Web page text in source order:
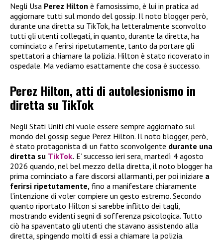
Negli Usa Perez Hilton è famosissimo, è lui in pratica ad
aggiornare tutti sul mondo del gossip. Il noto blogger però,
durante una diretta su TikTok, ha letteralmente sconvolto
tutti gli utenti collegati, in quanto, durante la diretta, ha
cominciato a ferirsi ripetutamente, tanto da portare gli
spettatori a chiamare la polizia. Hilton è stato ricoverato in
ospedale. Ma vediamo esattamente che cosa è successo.
Perez Hilton, atti di autolesionismo in
diretta su TikTok
Negli Stati Uniti chi vuole essere sempre aggiornato sul
mondo del gossip segue Perez Hilton. Il noto blogger, però,
è stato protagonista di un fatto sconvolgente durante una
diretta su TikTok. E’ successo ieri sera, martedì 4 agosto
2026 quando, nel bel mezzo della diretta, il noto blogger ha
prima cominciato a fare discorsi allarmanti, per poi iniziare a
ferirsi ripetutamente, fino a manifestare chiaramente
l’intenzione di voler compiere un gesto estremo. Secondo
quanto riportato Hilton si sarebbe inflitto dei tagli,
mostrando evidenti segni di sofferenza psicologica. Tutto
ciò ha spaventato gli utenti che stavano assistendo alla
diretta, spingendo molti di essi a chiamare la polizia.